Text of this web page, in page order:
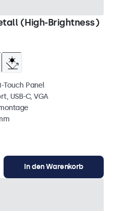
(High-Brightness)
Touch Panel
USB-C, VGA
In den Warenkorb